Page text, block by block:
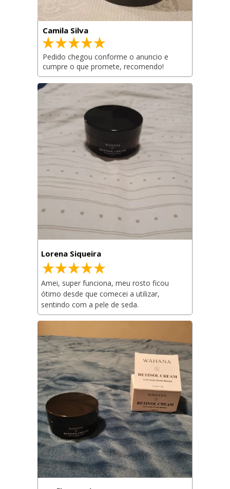
Pedido chegou conforme o anuncio e
cumpre o que promete, recomendo!
Camila Silva
Amei, super funciona, meu rosto ficou
ótimo desde que comecei a utilizar,
sentindo com a pele de seda.
Lorena Siqueira